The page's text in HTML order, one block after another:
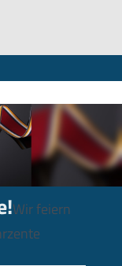
Wir feiern